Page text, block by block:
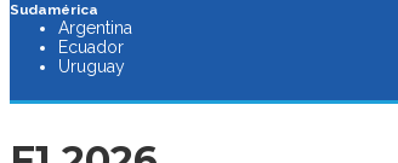
Sudamérica
Argentina
Ecuador
Uruguay